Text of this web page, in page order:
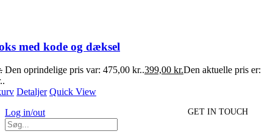
med kode og dæksel
Den oprindelige pris var: 475,00 kr..399,00 kr.Den aktuelle pris er:
Detaljer Quick View
Log in/out
GET IN TOUCH